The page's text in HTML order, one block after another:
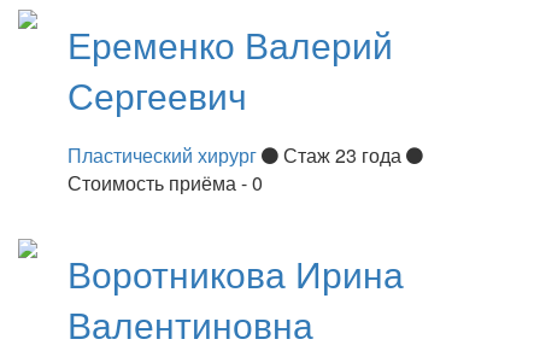
Еременко Валерий
Сергеевич
Пластический хирург
Стаж 23 года
Стоимость приёма - 0
Воротникова Ирина
Валентиновна